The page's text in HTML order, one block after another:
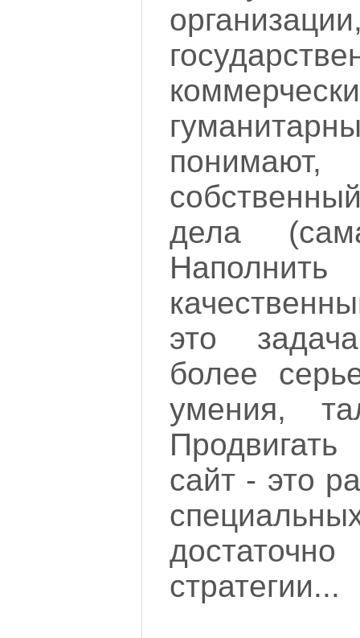
дела
это
более
умения,
сайт - это
стратегии...